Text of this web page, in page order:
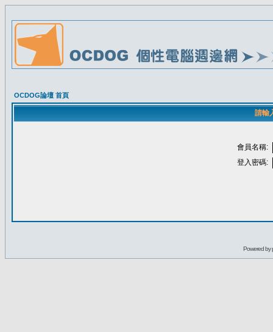
OCDOG論壇 首頁
請輸
會員名稱:
登入密碼:
Powered by